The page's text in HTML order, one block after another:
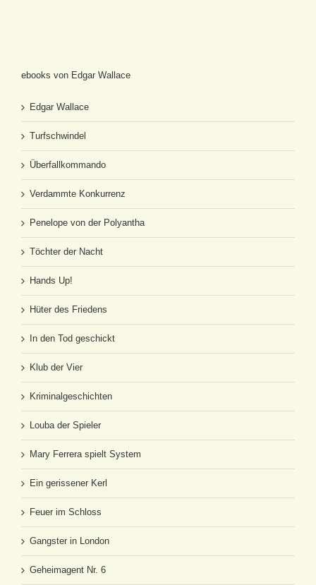
ebooks von Edgar Wallace
Edgar Wallace
Turfschwindel
Überfallkommando
Verdammte Konkurrenz
Penelope von der Polyantha
Töchter der Nacht
Hands Up!
Hüter des Friedens
In den Tod geschickt
Klub der Vier
Kriminalgeschichten
Louba der Spieler
Mary Ferrera spielt System
Ein gerissener Kerl
Feuer im Schloss
Gangster in London
Geheimagent Nr. 6